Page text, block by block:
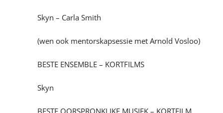
Skyn – Carla Smith
(wen ook mentorskapsessie met Arnold Vosloo)
BESTE ENSEMBLE – KORTFILMS
Skyn